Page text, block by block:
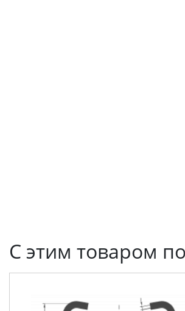
С этим товаром